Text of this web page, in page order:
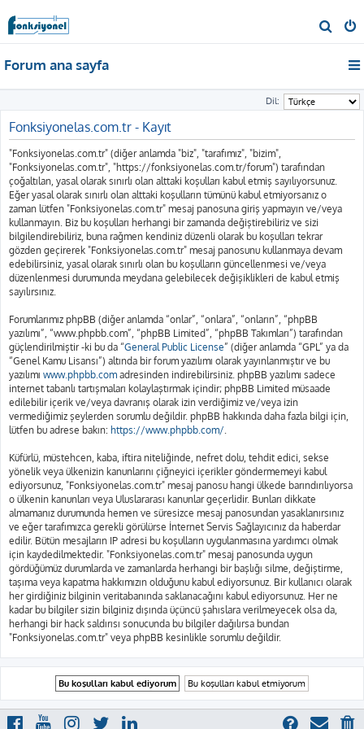
r
Forum ana sayfa
Dil:
Fonksiyonelas.com.tr - Kayıt
"Fonksiyonelas.com.tr" (diğer anlamda "biz", "tarafımız", "bizim",
"Fonksiyonelas.com.tr", "https://fonksiyonelas.com.tr/forum") tarafından
çoğaltılan, yasal olarak sınırlı olan alttaki koşulları kabul etmiş sayılıyorsunuz.
Eğer yasal olarak sınırlı olan alttaki koşulların tümünü kabul etmiyorsanız o
zaman lütfen "Fonksiyonelas.com.tr" mesaj panosuna giriş yapmayın ve/veya
kullanmayın. Biz bu koşulları herhangi bir zamanda değiştirebiliriz ve sizi
bilgilendirebiliriz, buna rağmen kendiniz düzenli olarak bu koşulları tekrar
gözden geçirerek "Fonksiyonelas.com.tr" mesaj panosunu kullanmaya devam
edebilirsiniz, yasal olarak sınırlı olan bu koşulların güncellenmesi ve/veya
düzenlenmesi durumunda meydana gelebilecek değişiklikleri de kabul etmiş
sayılırsınız.
Forumlarımız phpBB (diğer anlamda “onlar”, “onlara”, “onların”, “phpBB
yazılımı”, “www.phpbb.com”, “phpBB Limited”, “phpBB Takımları”) tarafından
güçlendirilmiştir -ki bu da “General Public License” (diğer anlamda “GPL” ya da
“Genel Kamu Lisansı”) altında bir forum yazılımı olarak yayınlanmıştır ve bu
yazılımı www.phpbb.com adresinden indirebilirsiniz. phpBB yazılımı sadece
internet tabanlı tartışmaları kolaylaştırmak içindir; phpBB Limited müsaade
edilebilir içerik ve/veya davranış olarak izin verdiğimiz ve/veya izin
vermediğimiz şeylerden sorumlu değildir. phpBB hakkında daha fazla bilgi için,
lütfen bu adrese bakın: https://www.phpbb.com/.
Küfürlü, müstehcen, kaba, iftira niteliğinde, nefret dolu, tehdit edici, sekse
yönelik veya ülkenizin kanunlarını çiğneyici içerikler göndermemeyi kabul
ediyorsunuz, "Fonksiyonelas.com.tr" mesaj panosu hangi ülkede barındırılıyorsa
o ülkenin kanunları veya Uluslararası kanunlar geçerlidir. Bunları dikkate
almamanız durumunda hemen ve süresizce mesaj panosundan yasaklanırsınız
ve eğer tarafımızca gerekli görülürse İnternet Servis Sağlayıcınız da haberdar
edilir. Bütün mesajların IP adresi bu koşulların uygulanmasına yardımcı olmak
için kaydedilmektedir. "Fonksiyonelas.com.tr" mesaj panosunda uygun
gördüğümüz durumlarda ve zamanlarda herhangi bir başlığı silme, değiştirme,
taşıma veya kapatma hakkımızın olduğunu kabul ediyorsunuz. Bir kullanıcı olarak
her girdiğiniz bilginin veritabanında saklanacağını kabul ediyorsunuz. Her ne
kadar bu bilgiler sizin bilginiz dışında üçüncü şahıslara verilmeyecek olsa da,
herhangi bir hack saldırısı sonucunda bu bilgiler dağılırsa bundan
"Fonksiyonelas.com.tr" veya phpBB kesinlikle sorumlu değildir.